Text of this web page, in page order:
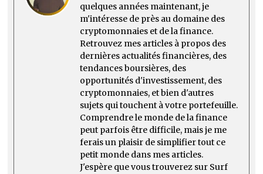
quelques années maintenant, je
m'intéresse de près au domaine des
cryptomonnaies et de la finance.
Retrouvez mes articles à propos des
dernières actualités financières, des
tendances boursières, des
opportunités d'investissement, des
cryptomonnaies, et bien d'autres
sujets qui touchent à votre portefeuille.
Comprendre le monde de la finance
peut parfois être difficile, mais je me
ferais un plaisir de simplifier tout ce
petit monde dans mes articles.
J'espère que vous trouverez sur Surf